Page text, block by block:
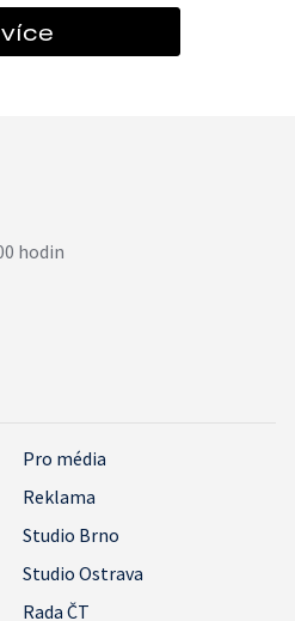
více
Pro média
Reklama
Studio Brno
Studio Ostrava
Rada ČT